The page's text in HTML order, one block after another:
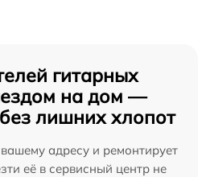
гитарных
на дом —
лишних хлопот
адресу и ремонтирует
её в сервисный центр не